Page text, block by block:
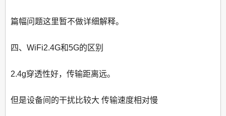
篇幅问题这里暂不做详细解释。
四、WiFi2.4G和5G的区别
2.4g穿透性好，传输距离远。
但是设备间的干扰比较大 传输速度相对慢